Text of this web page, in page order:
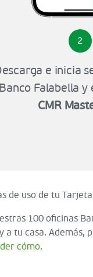
2
e inicia
Banco Falabella y
CMR
de uso de tu
100 oficinas
tu casa. Además,
cómo.